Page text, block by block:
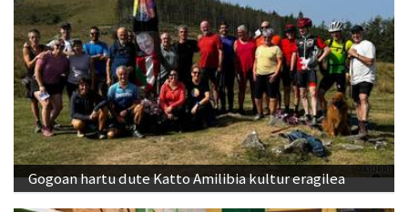
Gogoan hartu dute Katto Amilibia kultur eragilea